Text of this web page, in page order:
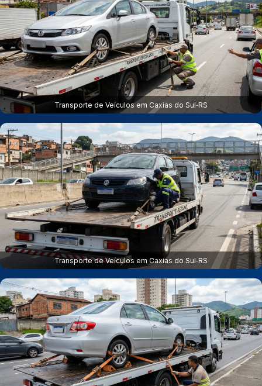
Transporte de Veículos em Caxias do Sul‑RS
Transporte de Veículos em Caxias do Sul‑RS